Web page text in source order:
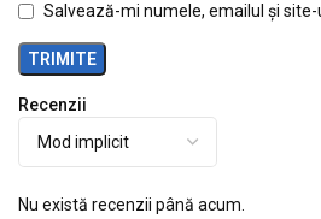
Recenzii
Nu există recenzii până acum.
Salvează-mi numele, emailul și